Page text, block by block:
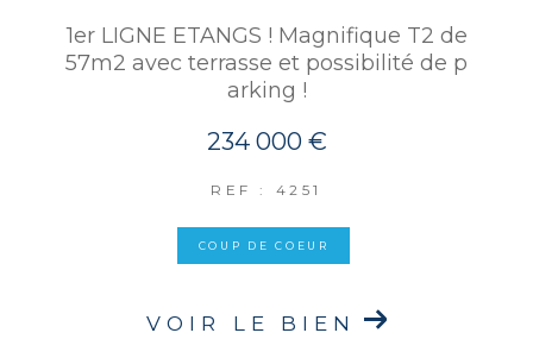
1er LIGNE ETANGS ! Magnifique T2 de
57m2 avec terrasse et possibilité de p
arking !
234 000 €
REF : 4251
COUP DE COEUR
VOIR LE BIEN